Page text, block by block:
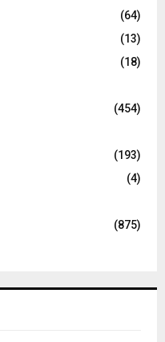
(64)
(13)
(18)
(454)
(193)
(4)
(875)